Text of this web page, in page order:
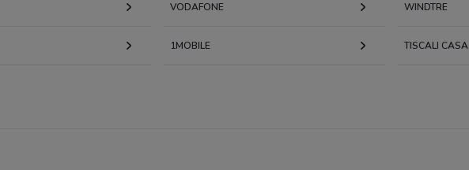
VODAFONE WINDTRE
1MOBILE TISCALI CASA